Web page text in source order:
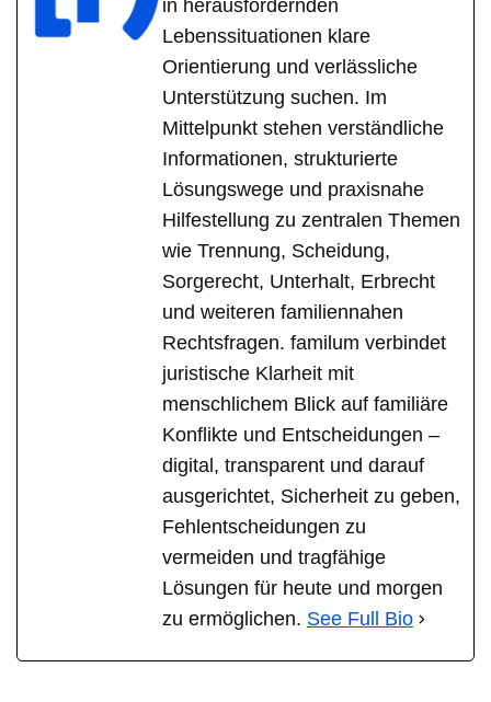
in herausfordernden
Lebenssituationen klare
Orientierung und verlässliche
Unterstützung suchen. Im
Mittelpunkt stehen verständliche
Informationen, strukturierte
Lösungswege und praxisnahe
Hilfestellung zu zentralen Themen
wie Trennung, Scheidung,
Sorgerecht, Unterhalt, Erbrecht
und weiteren familiennahen
Rechtsfragen. familum verbindet
juristische Klarheit mit
menschlichem Blick auf familiäre
Konflikte und Entscheidungen –
digital, transparent und darauf
ausgerichtet, Sicherheit zu geben,
Fehlentscheidungen zu
vermeiden und tragfähige
Lösungen für heute und morgen
zu ermöglichen. See Full Bio